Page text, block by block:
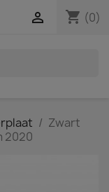
shopping_cart (0)

Zwart
2020